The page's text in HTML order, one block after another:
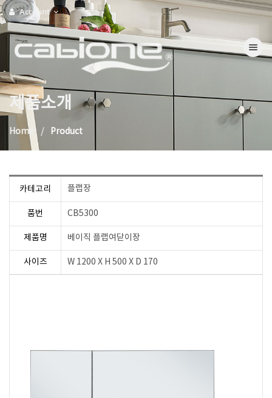
Account
Toggle
제품소개
Home Product
카테고리 플랩장
품번 CB5300
제품명 베이직 플랩여닫이장
사이즈 W 1200 X H 500 X D 170